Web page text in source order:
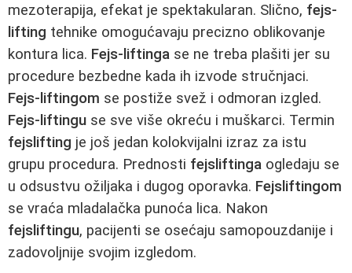
mezoterapija, efekat je spektakularan. Slično, fejs-
lifting tehnike omogućavaju precizno oblikovanje
kontura lica. Fejs-liftinga se ne treba plašiti jer su
procedure bezbedne kada ih izvode stručnjaci.
Fejs-liftingom se postiže svež i odmoran izgled.
Fejs-liftingu se sve više okreću i muškarci. Termin
fejslifting je još jedan kolokvijalni izraz za istu
grupu procedura. Prednosti fejsliftinga ogledaju se
u odsustvu ožiljaka i dugog oporavka. Fejsliftingom
se vraća mladalačka punoća lica. Nakon
fejsliftingu, pacijenti se osećaju samopouzdanije i
zadovoljnije svojim izgledom.